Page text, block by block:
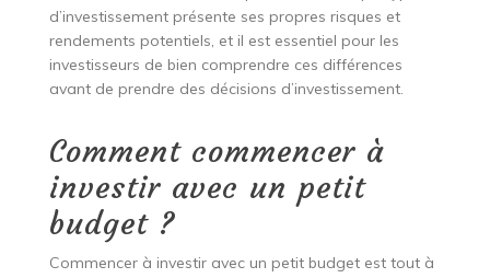
d’investissement présente ses propres risques et
rendements potentiels, et il est essentiel pour les
investisseurs de bien comprendre ces différences
avant de prendre des décisions d’investissement.
Comment commencer à
investir avec un petit
budget ?
Commencer à investir avec un petit budget est tout à